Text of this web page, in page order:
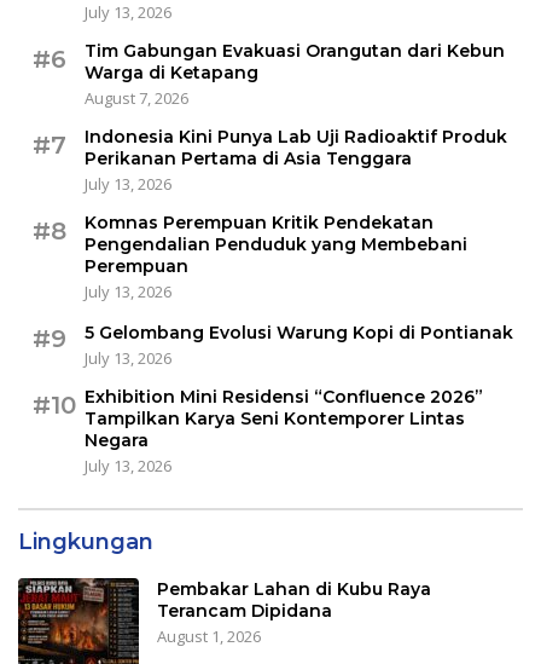
July 13, 2026
#6
Tim Gabungan Evakuasi Orangutan dari Kebun
Warga di Ketapang
August 7, 2026
#7
Indonesia Kini Punya Lab Uji Radioaktif Produk
Perikanan Pertama di Asia Tenggara
July 13, 2026
#8
Komnas Perempuan Kritik Pendekatan
Pengendalian Penduduk yang Membebani
Perempuan
July 13, 2026
#9
5 Gelombang Evolusi Warung Kopi di Pontianak
July 13, 2026
#10 Exhibition Mini Residensi “Confluence 2026”
Tampilkan Karya Seni Kontemporer Lintas
Negara
July 13, 2026
Lingkungan
Pembakar Lahan di Kubu Raya
Terancam Dipidana
August 1, 2026